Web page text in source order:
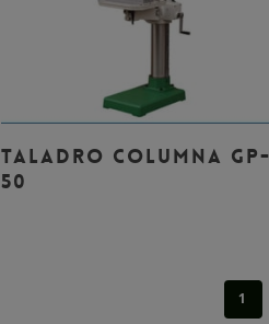
Leer Más
TALADRO COLUMNA GP-
50
1